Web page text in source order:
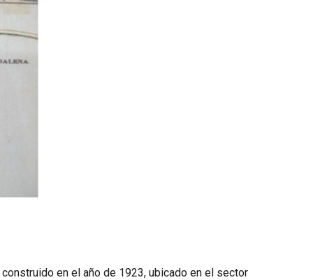
en el año de 1923, ubicado en el sector